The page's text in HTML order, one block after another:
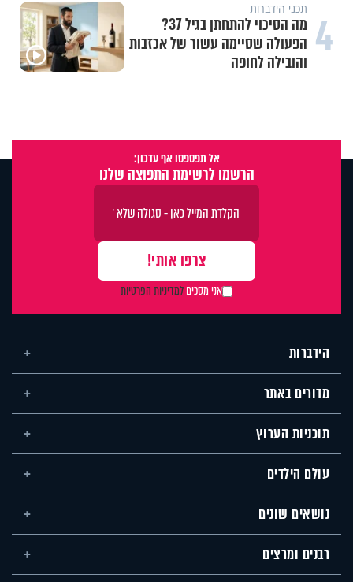
4 תכני הידברות
מה הסיכוי להתחתן בגיל 37?
הפעולה שסיימה עשור של אכזבות
והובילה לחופה
אל תפספסו אף עדכון:
הרשמו לרשימת התפוצה שלנו
אני מסכיםלמדיניות הפרטיות
הידברות
מדורים באתר
תוכניות הערוץ
עולם הילדים
נושאים שונים
רבנים ומרצים